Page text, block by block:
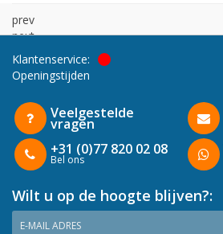
prev
next
Klantenservice:
Openingstijden
Veelgestelde
vragen
+31 (0)77 820 02 08
Bel ons
Wilt u op de hoogte blijven?:
E-MAIL ADRES